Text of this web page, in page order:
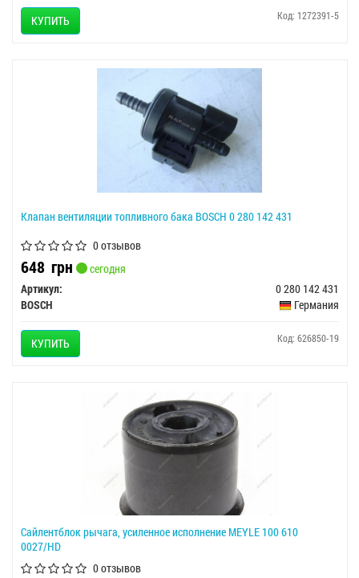
КУПИТЬ Код: 1272391-5
Клапан вентиляции топливного бака BOSCH 0 280 142 431
0 отзывов
648 грн
сегодня
Артикул:
0 280 142 431
BOSCH
Германия
КУПИТЬ Код: 626850-19
Сайлентблок рычага, усиленное исполнение MEYLE 100 610
0027/HD
0 отзывов